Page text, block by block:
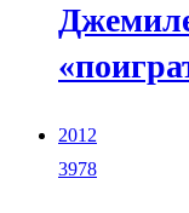
2012
3978